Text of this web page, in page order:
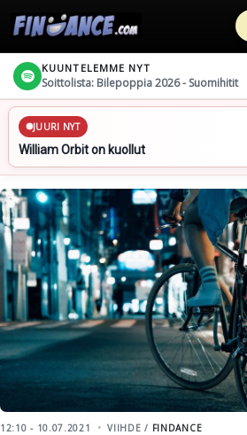
KUUNTELEMME NYT
Soittolista: Bilepoppia 2026 - Suomihitit
JUURI NYT
William Orbit on kuollut
12:10 - 10.07.2021 VIIHDE / FINDANCE